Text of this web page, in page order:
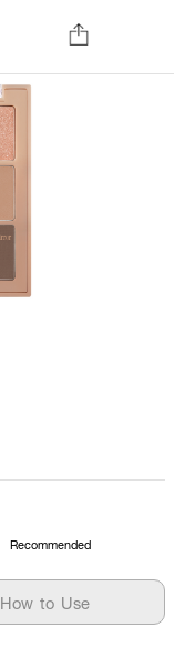
Recommended
How to Use